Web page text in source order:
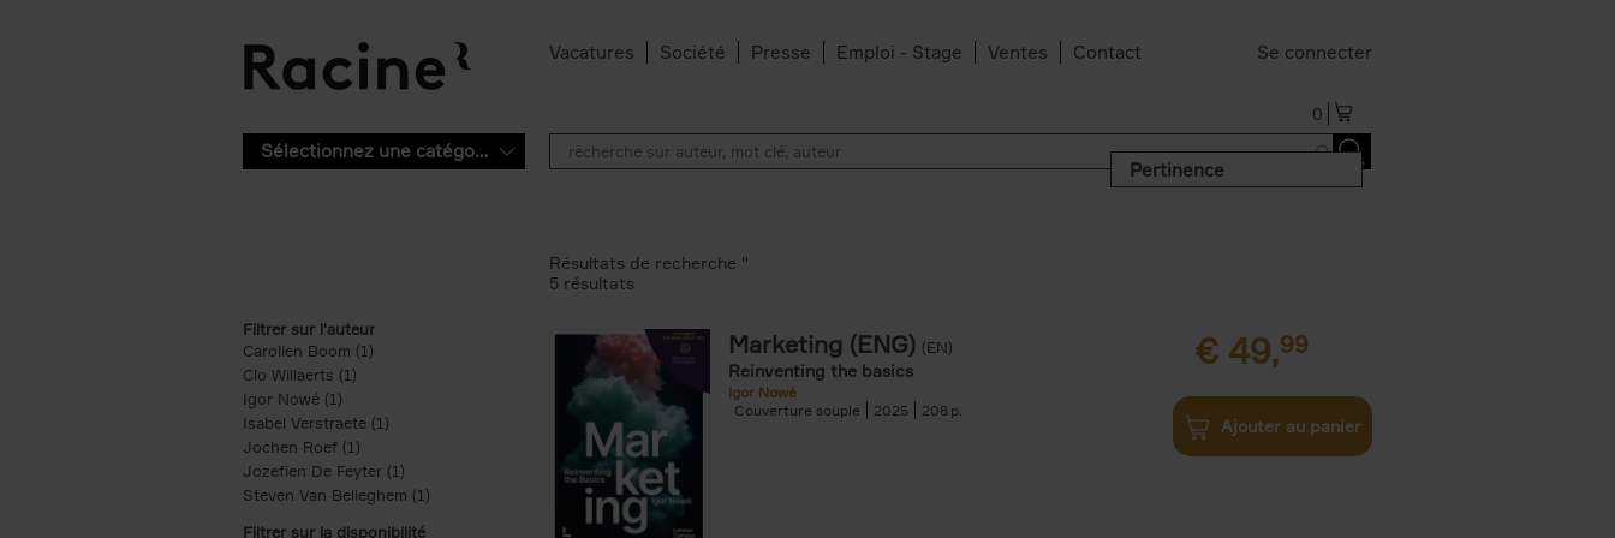
Vacatures Société Presse Emploi - Stage Ventes Contact Se connecter
0
Sélectionnez une catégorie
Pertinence
Filtrer sur l'auteur
Carolien Boom (1)
Clo Willaerts (1)
Igor Nowé (1)
Isabel Verstraete (1) Apply Isabel Verstraete filter
Jochen Roef (1)
Jozefien De Feyter (1) Apply Jozefien De Feyter filter
Steven Van Belleghem (1) Apply Steven Van Belleghem filter
Filtrer sur la disponibilité
Résultats de recherche ''
5 résultats
Marketing (ENG) (EN)
Reinventing the basics
Igor Nowé
Couverture souple
2025 208
€ 49,99
Ajouter au panier